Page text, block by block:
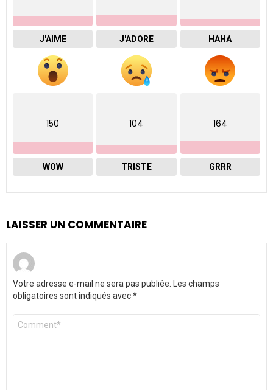
J'AIME J'ADORE HAHA
150
WOW
104
TRISTE
164
GRRR
LAISSER UN COMMENTAIRE
Votre adresse e-mail ne sera pas publiée.
Les champs
obligatoires sont indiqués avec*
Commentaire